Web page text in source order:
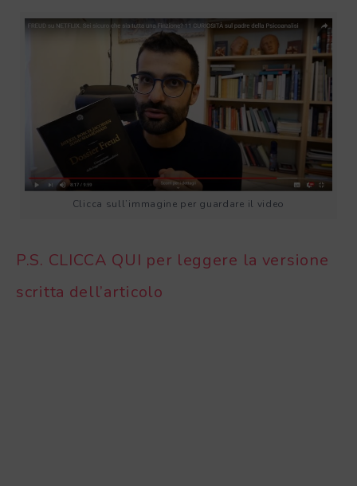
Clicca sull’immagine per guardare il video
P.S. CLICCA QUI per leggere la versione
scritta dell’articolo